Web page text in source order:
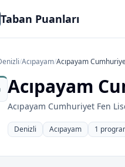
Taban Puanları
/Acıpayam/Acıpayam
Acıpayam
Acıpayam Cumhuriyet Fen
Denizli Acıpayam 1